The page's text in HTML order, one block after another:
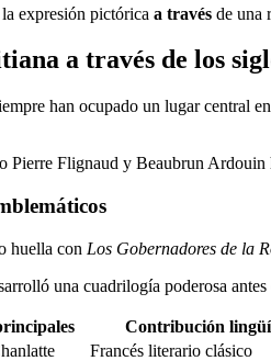
expresión pictórica a través de una
a través de los
han ocupado un lugar central
Pierre Flignaud y Beaubrun Ardouin
huella con Los Gobernadores de la
una cuadrilogía poderosa
Contribución
Francés literario clásico